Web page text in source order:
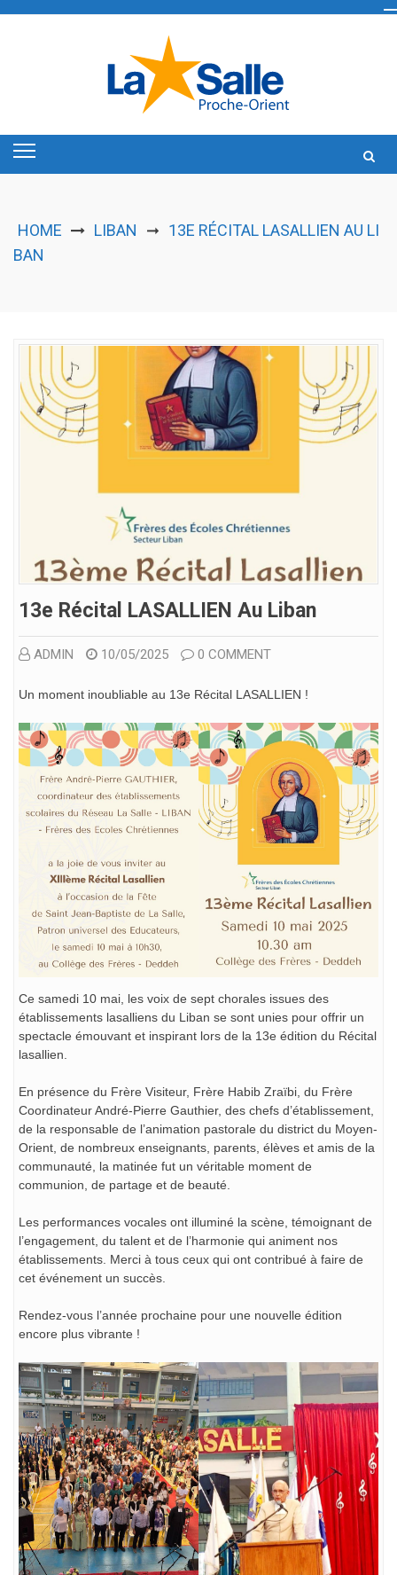
HOME LIBAN ➞ 13E RÉCITAL LASALLIEN AU LI
BAN
13e Récital LASALLIEN Au Liban
ADMIN 10/05/2025 0 COMMENT
Un moment inoubliable au 13e Récital LASALLIEN !
Ce samedi 10 mai, les voix de sept chorales issues des
établissements lasalliens du Liban se sont unies pour offrir un
spectacle émouvant et inspirant lors de la 13e édition du Récital
lasallien.
En présence du Frère Visiteur, Frère Habib Zraïbi, du Frère
Coordinateur André-Pierre Gauthier, des chefs d’établissement,
de la responsable de l’animation pastorale du district du Moyen-
Orient, de nombreux enseignants, parents, élèves et amis de la
communauté, la matinée fut un véritable moment de
communion, de partage et de beauté.
Les performances vocales ont illuminé la scène, témoignant de
l’engagement, du talent et de l’harmonie qui animent nos
établissements. Merci à tous ceux qui ont contribué à faire de
cet événement un succès.
Rendez-vous l’année prochaine pour une nouvelle édition
encore plus vibrante !